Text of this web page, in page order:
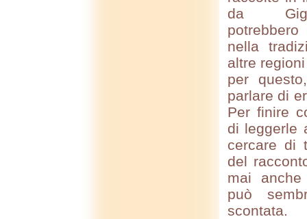
da
nella
altre
per
parlare di
Per finire
di leggerle
cercare di
del
mai
può
scontata.